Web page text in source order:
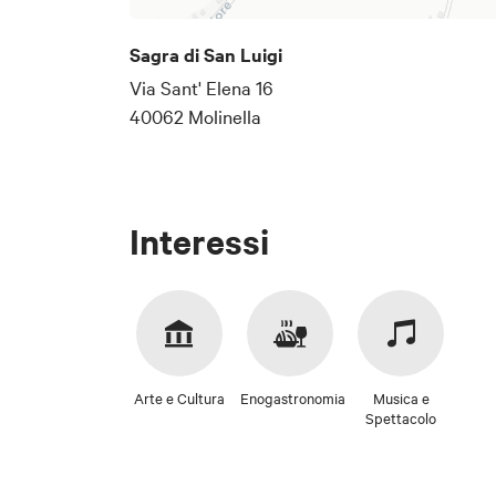
Sagra di San Luigi
Via Sant' Elena 16
40062 Molinella
Interessi
Arte e Cultura Enogastronomia
Musica e
Spettacolo
#
Ai sensi degli
Giovanni in
Il
Lepida ScpA.